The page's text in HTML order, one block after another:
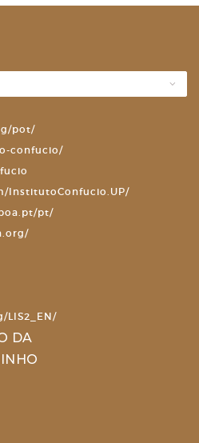
pot/
confucio/
InstitutoConfucio.UP/
pt/
LIS2_EN/
DA